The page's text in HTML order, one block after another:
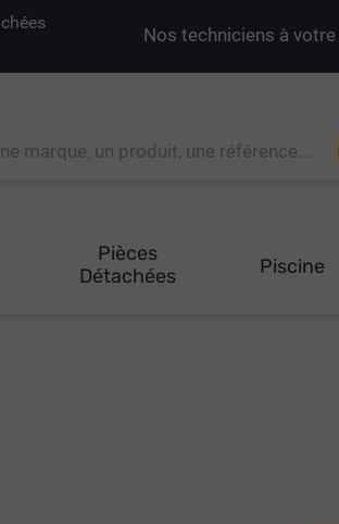
Nos techniciens à
Pièces
Détachées
Piscine